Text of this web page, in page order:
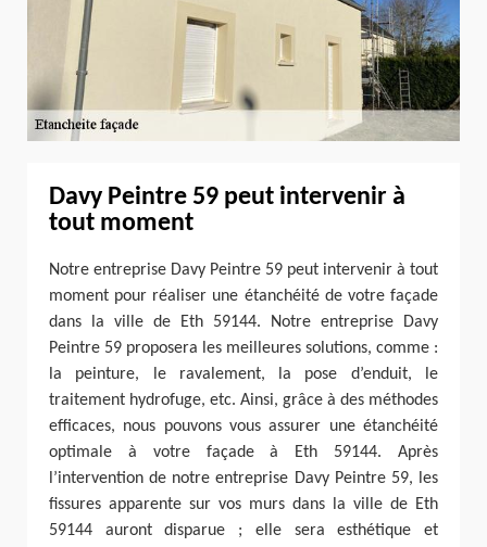
Davy Peintre 59 peut intervenir à
tout moment
Notre entreprise Davy Peintre 59 peut intervenir à tout
moment pour réaliser une étanchéité de votre façade
dans la ville de Eth 59144. Notre entreprise Davy
Peintre 59 proposera les meilleures solutions, comme :
la peinture, le ravalement, la pose d’enduit, le
traitement hydrofuge, etc. Ainsi, grâce à des méthodes
efficaces, nous pouvons vous assurer une étanchéité
optimale à votre façade à Eth 59144. Après
l’intervention de notre entreprise Davy Peintre 59, les
fissures apparente sur vos murs dans la ville de Eth
59144 auront disparue ; elle sera esthétique et